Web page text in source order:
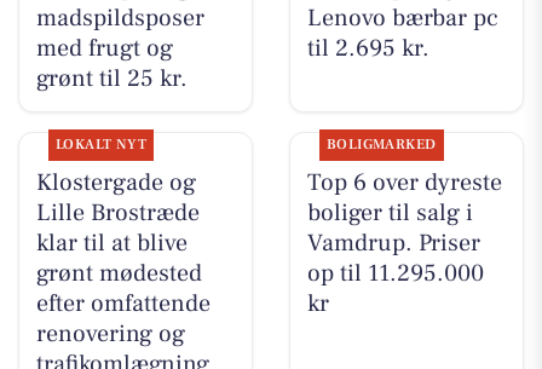
madspildsposer
med frugt og
grønt til 25 kr.
Lenovo bærbar pc
til 2.695 kr.
LOKALT NYT
Klostergade og
Lille Brostræde
klar til at blive
grønt mødested
efter omfattende
renovering og
BOLIGMARKED
Top 6 over dyreste
boliger til salg i
Vamdrup. Priser
op til 11.295.000
kr